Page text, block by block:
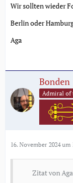
Wir sollten wieder
Berlin oder
Aga
Bonden
Admiral of
16. November 2024 um
Zitat von Aga